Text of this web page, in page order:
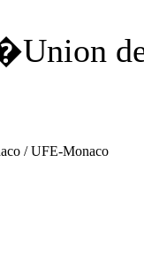
/ UFE-Monaco